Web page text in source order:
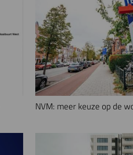
NVM: meer keuze op de